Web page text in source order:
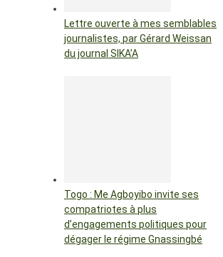
Lettre ouverte à mes semblables
journalistes, par Gérard Weissan
du journal SIKA’A
Togo : Me Agboyibo invite ses
compatriotes à plus
d’engagements politiques pour
dégager le régime Gnassingbé